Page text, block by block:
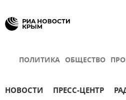
ПОЛИТИКА ОБЩЕСТВО
НОВОСТИ ПРЕСС-ЦЕНТР